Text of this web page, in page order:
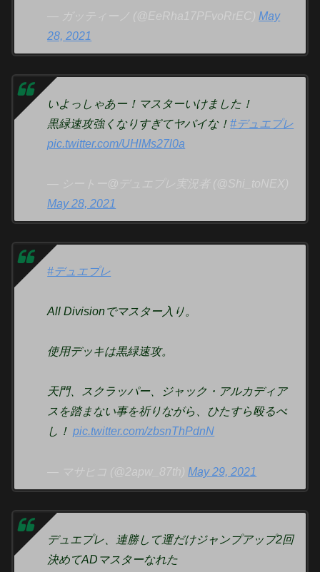
— ガッティーノ (@EeRha17PFvoRrEC)May
28, 2021
いよっしゃあー！マスターいけました！
黒緑速攻強くなりすぎてヤバイな！#デュエプレ
pic.twitter.com/UHlMs27l0a
— シートー@デュエプレ実況者 (@Shi_toNEX)
May 28, 2021
#デュエプレ
All Divisionでマスター入り。
使用デッキは黒緑速攻。
天門、スクラッパー、ジャック・アルカディア
スを踏まない事を祈りながら、ひたすら殴るべ
し！pic.twitter.com/zbsnThPdnN
— マサヒコ (@2apw_87th)May 29, 2021
デュエプレ、連勝して運だけジャンプアップ2回
決めてADマスターなれた